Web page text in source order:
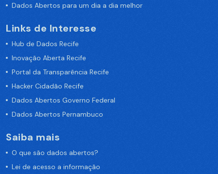
Dados Abertos para um dia a dia melhor
Links de Interesse
Hub de Dados Recife
Inovação Aberta Recife
Portal da Transparência Recife
Hacker Cidadão Recife
Dados Abertos Governo Federal
Dados Abertos Pernambuco
Saiba mais
O que são dados abertos?
Lei de acesso a informação